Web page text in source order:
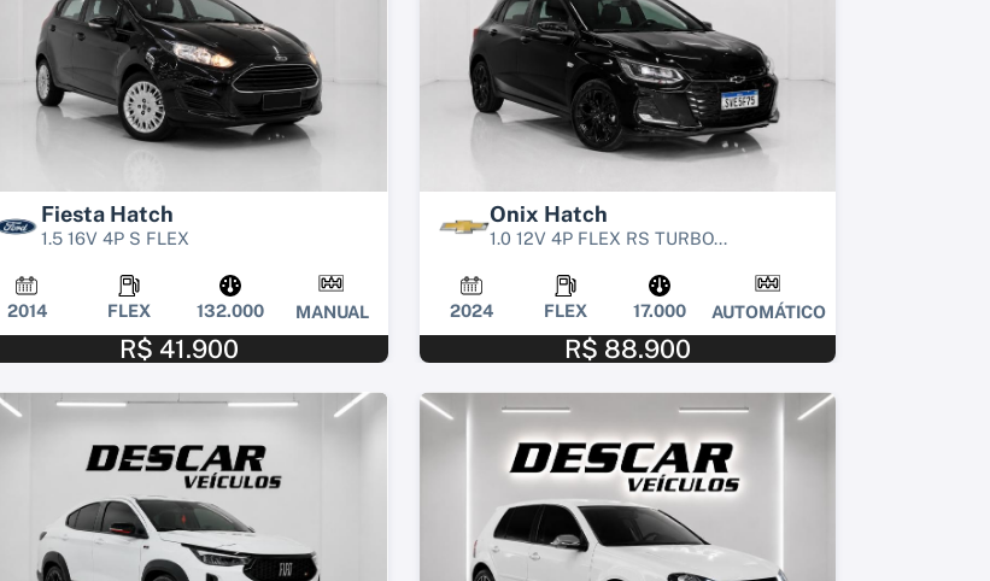
Fiesta Hatch
1.5 16V 4P S FLEX
2014 FLEX 132.000 MANUAL
R$ 41.900
Onix Hatch
1.0 12V 4P FLEX RS TURBO...
2024 FLEX 17.000 AUTOMÁTICO
R$ 88.900